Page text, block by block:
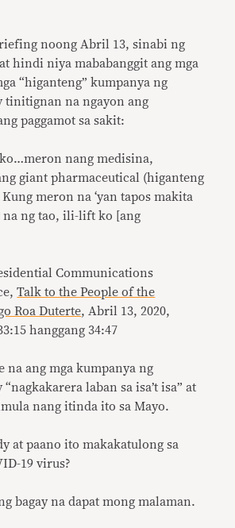
noong Abril 13, sinabi ng
hindi niya mababanggit ang mga
“higanteng” kumpanya ng
tinitignan na ngayon ang
paggamot sa sakit:
ko…meron nang medisina,
giant pharmaceutical (higanteng
meron na ‘yan tapos makita
na ng tao, ili-lift ko [ang
Communications
Talk to the People of the
Roa Duterte, Abril 13, 2020,
hanggang 34:47
na ang mga kumpanya ng
laban sa isa’t isa” at
nang itinda ito sa Mayo.
at paano ito makakatulong sa
19 virus?
bagay na dapat mong malaman.